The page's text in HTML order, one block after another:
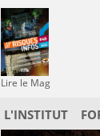
Lire le Mag
L'INSTITUT